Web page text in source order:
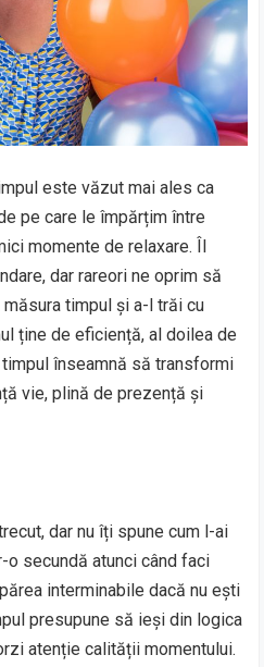
este văzut mai ales ca
pe care le împărțim între
momente de relaxare. Îl
dar rareori ne oprim să
timpul și a-l trăi cu
ține de eficiență, al doilea de
înseamnă să transformi
vie, plină de prezență și
dar nu îți spune cum l-ai
secundă atunci când faci
interminabile dacă nu ești
presupune să ieși din logica
atenție calității momentului.